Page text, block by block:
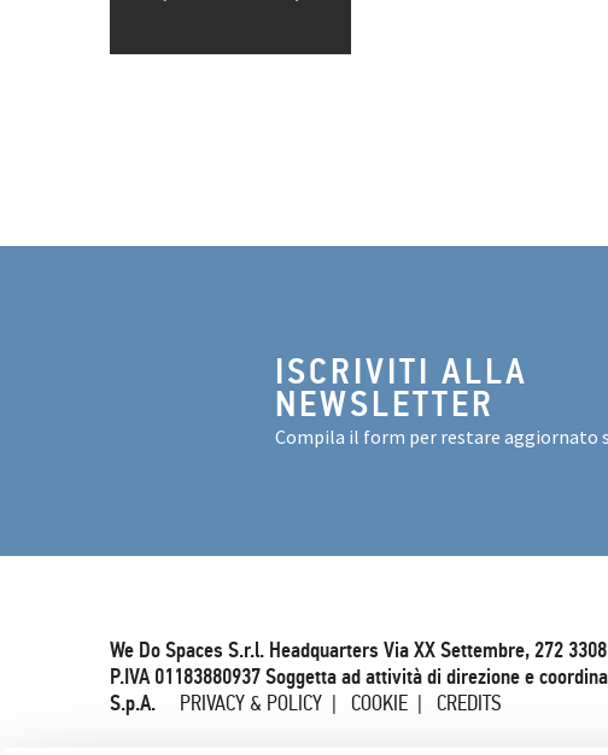
ISCRIVITI ALLA
NEWSLETTER
Compila il form per restare aggiornato
We Do Spaces S.r.l. Headquarters Via XX Settembre, 272
P.IVA 01183880937 Soggetta ad attività di direzione e
S.p.A.
PRIVACY & POLICY COOKIE CREDITS